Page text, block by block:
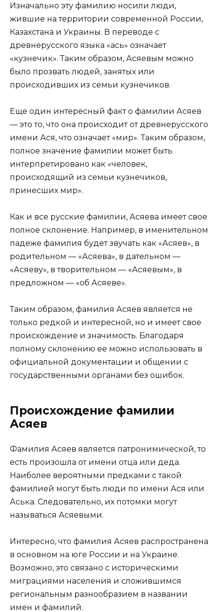
Изначально эту фамилию носили люди,
жившие на территории современной России,
Казахстана и Украины. В переводе с
древнерусского языка «ась» означает
«кузнечик». Таким образом, Асяевым можно
было прозвать людей, занятых или
происходивших из семьи кузнечиков.
Еще один интересный факт о фамилии Асяев
— это то, что она происходит от древнерусского
имени Ася, что означает «мир». Таким образом,
полное значение фамилии может быть
интерпретировано как «человек,
происходящий из семьи кузнечиков,
принесших мир».
Как и все русские фамилии, Асяева имеет свое
полное склонение. Например, в именительном
падеже фамилия будет звучать как «Асяев», в
родительном — «Асяева», в дательном —
«Асяеву», в творительном — «Асяевым», в
предложном — «об Асяеве».
Таким образом, фамилия Асяев является не
только редкой и интересной, но и имеет свое
происхождение и значимость. Благодаря
полному склонению ее можно использовать в
официальной документации и общении с
государственными органами без ошибок.
Происхождение фамилии
Асяев
Фамилия Асяев является патронимической, то
есть произошла от имени отца или деда.
Наиболее вероятными предками с такой
фамилией могут быть люди по имени Ася или
Аська. Следовательно, их потомки могут
называться Асяевыми.
Интересно, что фамилия Асяев распространена
в основном на юге России и на Украине.
Возможно, это связано с историческими
миграциями населения и сложившимся
региональным разнообразием в названии
имен и фамилий.